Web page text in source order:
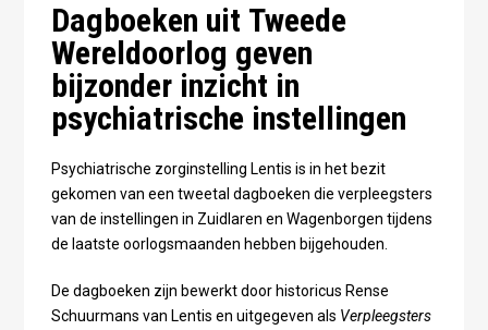
Dagboeken uit Tweede
Wereldoorlog geven
bijzonder inzicht in
psychiatrische instellingen
Psychiatrische zorginstelling Lentis is in het bezit
gekomen van een tweetal dagboeken die verpleegsters
van de instellingen in Zuidlaren en Wagenborgen tijdens
de laatste oorlogsmaanden hebben bijgehouden.
De dagboeken zijn bewerkt door historicus Rense
Schuurmans van Lentis en uitgegeven als Verpleegsters